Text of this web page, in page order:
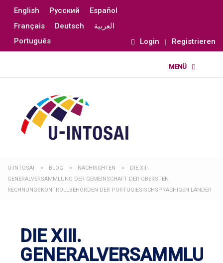
English Русский
Español
Français
Deutsch
العربية
Português
Login Registrieren
U-INTOSAI > BLOG > NACHRICHTEN >
DIE XIII.
GENERALVERSAMMLUNG DER GEMEINSCHAFT DER OBERSTEN
RECHNUNGSKONTROLLBEHÖRDEN DER PORTUGIESISCHSPRACHIGEN LÄNDER
DIE XIII.